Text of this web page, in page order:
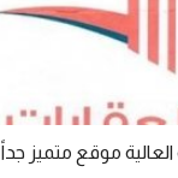
موقع متميز جداً